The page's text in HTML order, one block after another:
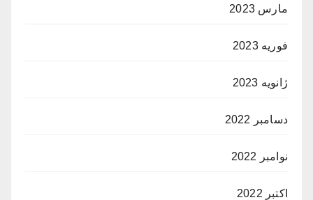
مارس 2023
فوریه 2023
ژانویه 2023
دسامبر 2022
نوامبر 2022
اکتبر 2022